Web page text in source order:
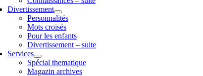
Divertissement
Personnalités
Mots croisés
Pour les enfants
Divertissement – suite
Services
Spécial thematique
Magazin archives